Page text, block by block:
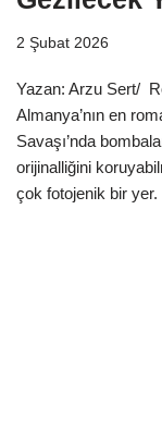
2 Şubat 2026
Yazan: Arzu Sert/
Almanya’nın en
Savaşı’nda
orijinalliğini
çok fotojenik bir